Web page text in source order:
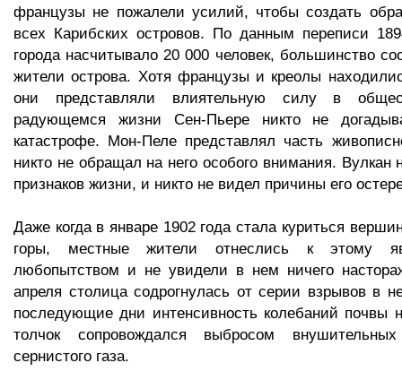
французы не пожалели усилий, чтобы создать
всех Карибских островов. По данным переписи
города насчитывало 20 000 человек, большинство
жители острова. Хотя французы и креолы
они представляли влиятельную силу в
радующемся жизни Сен-Пьере никто не
катастрофе. Мон-Пеле представлял часть
никто не обращал на него особого внимания. Вулкан
признаков жизни, и никто не видел причины его
Даже когда в январе 1902 года стала куриться
горы, местные жители отнеслись к этому
любопытством и не увидели в нем ничего
апреля столица содрогнулась от серии взрывов в
последующие дни интенсивность колебаний почвы
толчок сопровождался выбросом
сернистого газа.